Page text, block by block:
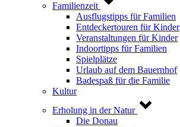
Familienzeit
Ausflugstipps für Familien
Entdeckertouren für Kinder
Veranstaltungen für Kinder
Indoortipps für Familien
Spielplätze
Urlaub auf dem Bauernhof
Badespaß für die Familie
Kultur
Erholung in der Natur
Die Donau